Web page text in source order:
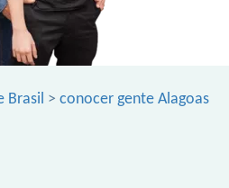
Brasil > conocer gente Alagoas